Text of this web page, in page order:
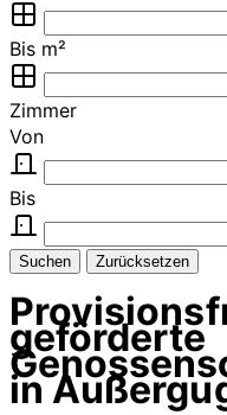
Bis m²
Zimmer
Von
Bis
Suchen Zurücksetzen
geförderte
in